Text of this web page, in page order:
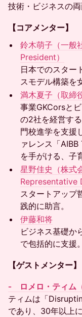
技術・ビジネスの両
【コアメンター】
鈴木萌子（一般
President）
日本でのスター
スモデル構築を
満木夏子（取締
事業GKCorsと
の2社を経営す
門校進学を支援
ァレンス「
を手がける、子
星野佳史（株式
Representative
スタートアップ
践的に助言。
伊藤和将
ビジネス基礎か
で包括的に支援。
【ゲストメンター】
‐ ロメロ・ティム
ティムは「
であり、30年以上